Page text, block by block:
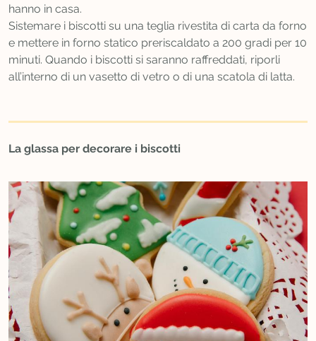
hanno in casa.
Sistemare i biscotti su una teglia rivestita di carta da forno
e mettere in forno statico preriscaldato a 200 gradi per 10
minuti. Quando i biscotti si saranno raffreddati, riporli
all’interno di un vasetto di vetro o di una scatola di latta.
La glassa per decorare i biscotti